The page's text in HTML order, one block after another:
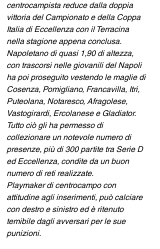
centrocampista reduce dalla doppia
vittoria del Campionato e della Coppa
Italia di Eccellenza con il Terracina
nella stagione appena conclusa.
Napoletano di quasi 1,90 di altezza,
con trascorsi nelle giovanili del Napoli
ha poi proseguito vestendo le maglie di
Cosenza, Pomigliano, Francavilla, Itri,
Puteolana, Notaresco, Afragolese,
Vastogirardi, Ercolanese e Gladiator.
Tutto ciò gli ha permesso di
collezionare un notevole numero di
presenze, più di 300 partite tra Serie D
ed Eccellenza, condite da un buon
numero di reti realizzate.
Playmaker di centrocampo con
attitudine agli inserimenti, può calciare
con destro e sinistro ed è ritenuto
temibile dagli avversari per le sue
punizioni.